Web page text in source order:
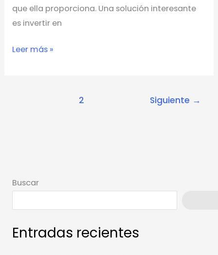
que ella proporciona. Una solución interesante
es invertir en
Leer más »
2 Siguiente →
Buscar
Entradas recientes